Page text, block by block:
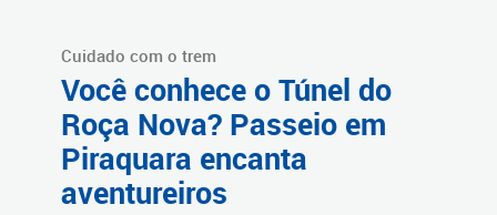
Cuidado com o trem
Você conhece o Túnel do
Roça Nova? Passeio em
Piraquara encanta
aventureiros